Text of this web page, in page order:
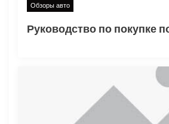
Обзоры авто